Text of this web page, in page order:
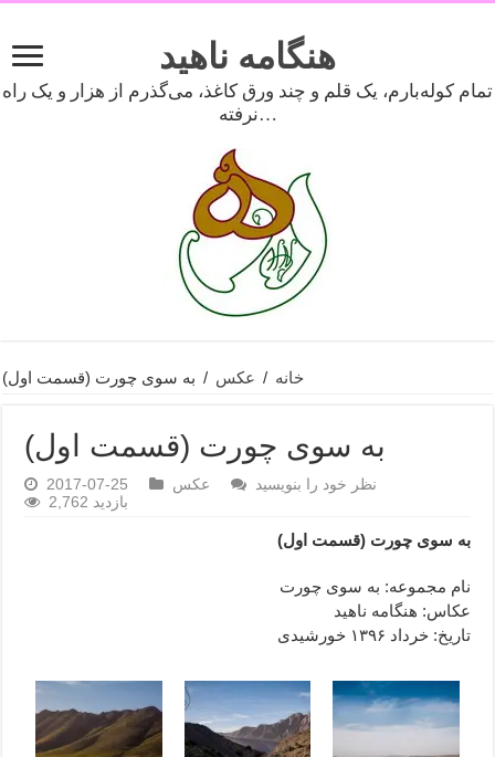
هنگامه ناهید
تمام کوله‌بارم، یک قلم و چند ورق کاغذ، می‌گذرم از هزار و یک راه
نرفته…
خانه / عکس / به سوی چورت (قسمت اول)
به سوی چورت (قسمت اول)
2017-07-25 عکس
نظر خود را بنویسید
2,762 بازدید
به سوی چورت (قسمت اول)
نام مجموعه: به ‌سوی چورت
عکاس: هنگامه ناهید
تاریخ: خرداد ۱۳۹۶ خورشیدی